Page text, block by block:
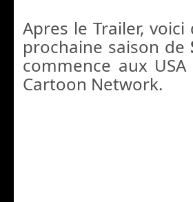
Apres le Trailer,
prochaine saison de
commence aux
Cartoon Network.